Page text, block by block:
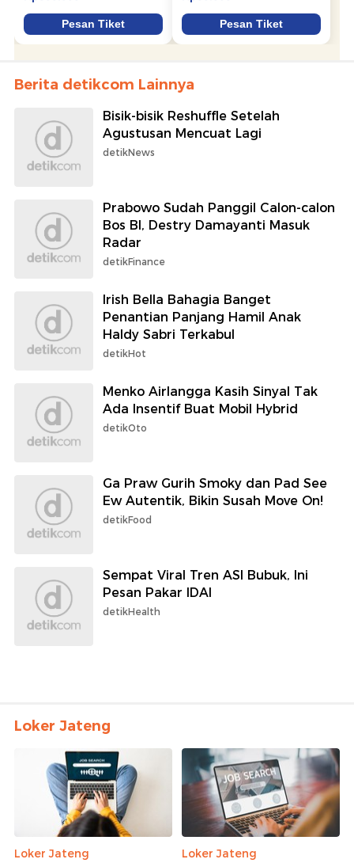
Berita detikcom Lainnya
Bisik-bisik Reshuffle Setelah
Agustusan Mencuat Lagi
detikNews
Prabowo Sudah Panggil Calon-calon
Bos BI, Destry Damayanti Masuk
Radar
detikFinance
Irish Bella Bahagia Banget
Penantian Panjang Hamil Anak
Haldy Sabri Terkabul
detikHot
Menko Airlangga Kasih Sinyal Tak
Ada Insentif Buat Mobil Hybrid
detikOto
Ga Praw Gurih Smoky dan Pad See
Ew Autentik, Bikin Susah Move On!
detikFood
Sempat Viral Tren ASI Bubuk, Ini
Pesan Pakar IDAI
detikHealth
Loker Jateng
Loker Jateng
Loker Jateng